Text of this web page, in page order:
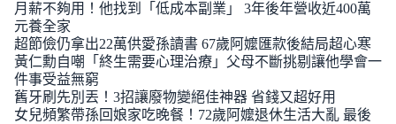
月薪不夠用！他找到「低成本副業」 3年後年營收近400萬
元養全家
超節儉仍拿出22萬供愛孫讀書 67歲阿嬤匯款後結局超心寒
黃仁勳自嘲「終生需要心理治療」父母不斷挑剔讓他學會一
件事受益無窮
舊牙刷先別丟！3招讓廢物變絕佳神器 省錢又超好用
女兒頻繁帶孫回娘家吃晚餐！72歲阿嬤退休生活大亂 最後